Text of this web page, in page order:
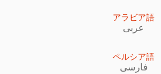
アラビア語
عربى
ペルシア語
فارسی